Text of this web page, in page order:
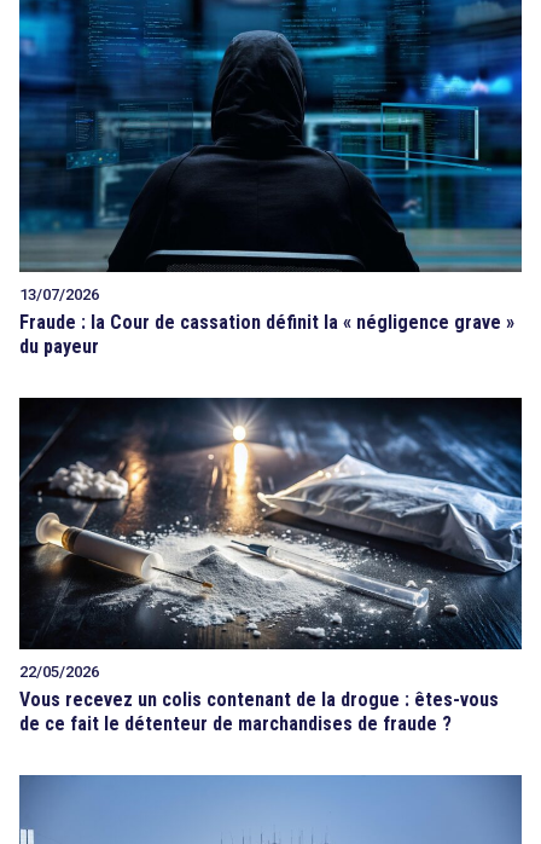
13/07/2026
Fraude : la Cour de cassation définit la « négligence grave »
du payeur
22/05/2026
Vous recevez un colis contenant de la drogue : êtes-vous
de ce fait le détenteur de marchandises de fraude ?